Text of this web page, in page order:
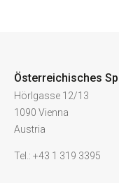
Österreichisches
Hörlgasse 12/13
1090 Vienna
Austria
Tel.: +43 1 319 3395